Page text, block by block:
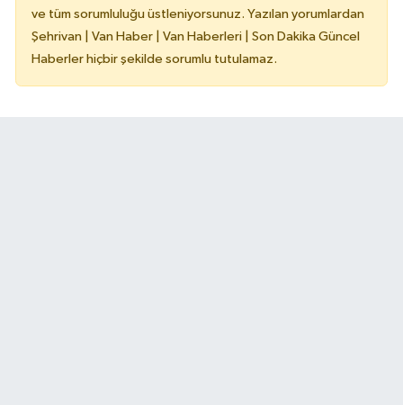
ve tüm sorumluluğu üstleniyorsunuz. Yazılan yorumlardan
Şehrivan | Van Haber | Van Haberleri | Son Dakika Güncel
Haberler hiçbir şekilde sorumlu tutulamaz.